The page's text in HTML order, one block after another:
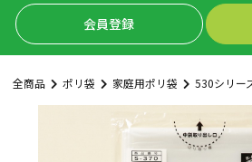
会員登録
全商品 ポリ袋 家庭用ポリ袋 530シリー